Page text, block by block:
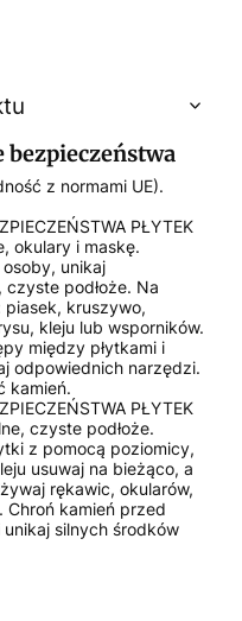
z normami UE).
PŁYTEK
okulary i maskę.
unikaj
podłoże. Na
kruszywo,
kleju lub wsporników.
między płytkami i
odpowiednich narzędzi.
kamień.
PŁYTEK
czyste podłoże.
z pomocą poziomicy,
usuwaj na bieżąco, a
rękawic, okularów,
Chroń kamień przed
silnych środków